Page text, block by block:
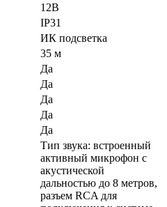
12В
IP31
ИК подсветка
35 м
Да
Да
Да
Да
Да
Тип звука: встроенный
активный микрофон с
акустической
дальностью до 8 метров,
разъем RCA для